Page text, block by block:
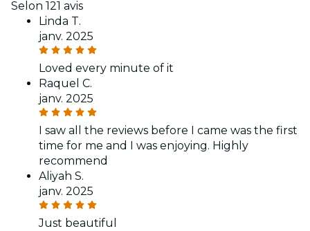
Selon 121 avis
Linda T.
janv. 2025
Loved every minute of it
Raquel C.
janv. 2025
I saw all the reviews before I came was the first
time for me and I was enjoying. Highly
recommend
Aliyah S.
janv. 2025
Just beautiful